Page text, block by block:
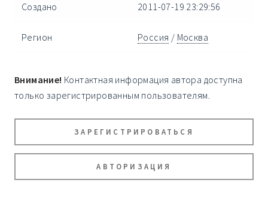
Создано 2011-07-19 23:29:56
Регион Россия / Москва
Внимание! Контактная информация автора доступна
только зарегистрированным пользователям.
ЗАРЕГИСТРИРОВАТЬСЯ
АВТОРИЗАЦИЯ